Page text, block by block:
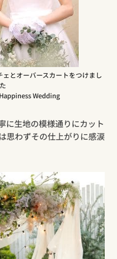
とオーバースカートをつけまし
た
Wedding
に生地の模様通りにカット
思わずその仕上がりに感涙